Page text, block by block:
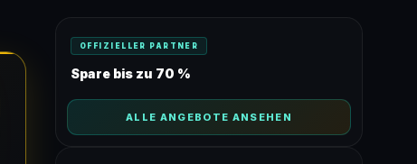
OFFIZIELLER PARTNER
Spare bis zu 70 %
ALLE ANGEBOTE ANSEHEN